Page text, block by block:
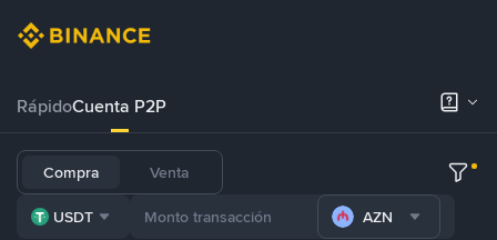
RápidoCuenta P2P
Compra Venta
USDT AZN